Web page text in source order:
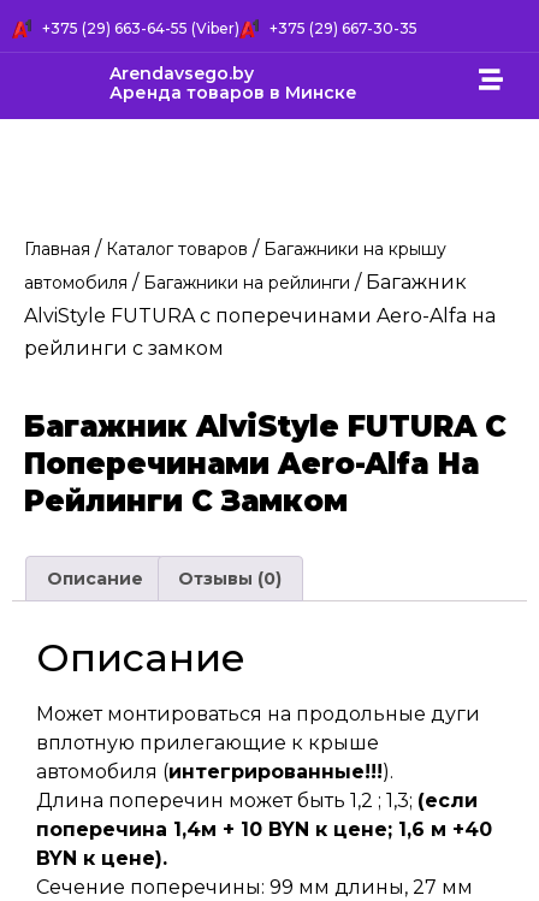
+375 (29) 663-64-55 (Viber) +375 (29) 667-30-35
Arendavsego.by
Аренда товаров в Минске
Главная / Каталог товаров / Багажники на крышу
автомобиля / Багажники на рейлинги / Багажник
AlviStyle FUTURA c поперечинами Aero-Alfa на
рейлинги с замком
Багажник AlviStyle FUTURA C
Поперечинами Aero-Alfa На
Рейлинги С Замком
Описание Отзывы (0)
Описание
Может монтироваться на продольные дуги
вплотную прилегающие к крыше
автомобиля (интегрированные!!!).
Длина поперечин может быть 1,2 ; 1,3; (если
поперечина 1,4м + 10 BYN к цене; 1,6 м +40
BYN к цене).
Сечение поперечины: 99 мм длины, 27 мм